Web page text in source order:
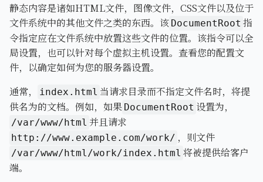
静态内容是诸如HTML文件，图像文件，CSS文件以及位于
文件系统中的其他文件之类的东西。该 DocumentRoot 指
令指定应在文件系统中放置这些文件的位置。该指令可以全
局设置，也可以针对每个虚拟主机设置。查看您的配置文
件，以确定如何为您的服务器设置。
通常，
index.html 当请求目录而不指定文件名时，将提
供名为的文档。例如，如果 DocumentRoot 设置为，
/var/www/html 并且请求
http://www.example.com/work/ ，则文件
/var/www/html/work/index.html 将被提供给客户
端。